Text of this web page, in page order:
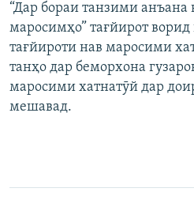
“Дар бораи танзими анъана
маросимҳо” тағйирот
тағйироти нав маросими
танҳо дар беморхона
маросими хатнатӯй дар
мешавад.